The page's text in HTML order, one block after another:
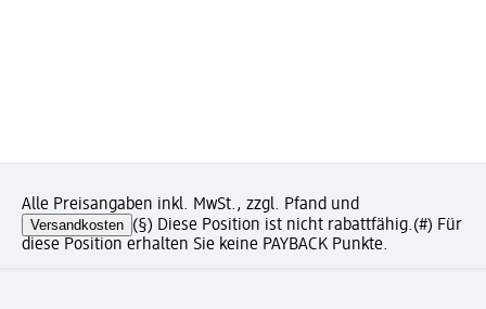
Alle Preisangaben inkl. MwSt., zzgl. Pfand und
Versandkosten (§) Diese Position ist nicht rabattfähig.(#) Für
diese Position erhalten Sie keine PAYBACK Punkte.